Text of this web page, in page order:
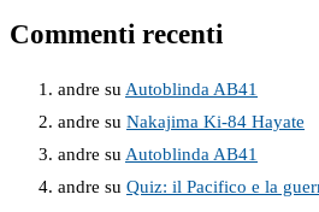
Commenti recenti
andre su Autoblinda AB41
andre su Nakajima Ki-84 Hayate
andre su Autoblinda AB41
andre su Quiz: il Pacifico e la